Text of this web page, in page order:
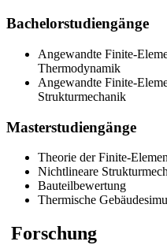
Bachelorstudiengänge
Angewandte Finite-
Thermodynamik
Angewandte Finite-
Strukturmechanik
Masterstudiengänge
Theorie der Finite-
Nichtlineare
Bauteilbewertung
Thermische
Forschung